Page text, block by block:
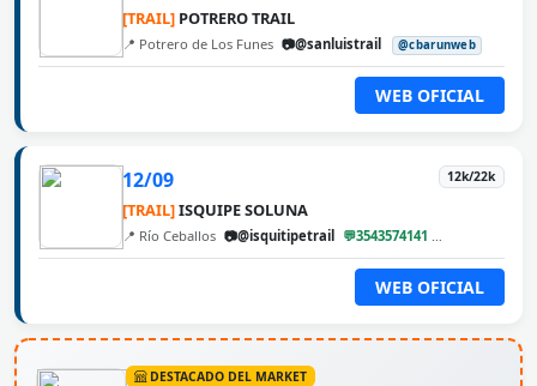
[TRAIL] POTRERO TRAIL
📍 Potrero de Los Funes 📷@sanluistrail @cbarunweb
WEB OFICIAL
12/09 12k/22k
[TRAIL]ISQUIPE SOLUNA
📍 Río Ceballos 📷@isquitipetrail 💬3543574141
WEB OFICIAL
DESTACADO DEL MARKET